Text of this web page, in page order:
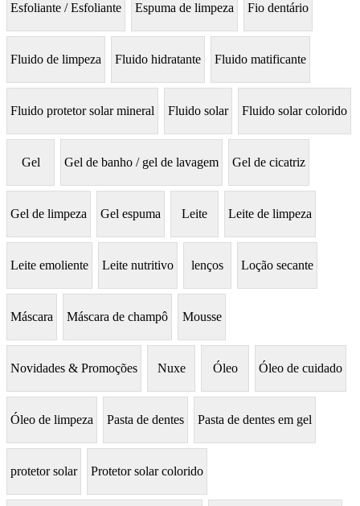
Esfoliante / Esfoliante Espuma de limpeza Fio dentário
Fluido de limpeza Fluido hidratante Fluido matificante
Fluido protetor solar mineral Fluido solar Fluido solar colorido
Gel Gel de banho / gel de lavagem Gel de cicatriz
Gel de limpeza Gel espuma Leite Leite de limpeza
Leite emoliente Leite nutritivo lenços Loção secante
Máscara Máscara de champô Mousse
Novidades & Promoções Nuxe Óleo Óleo de cuidado
Óleo de limpeza Pasta de dentes Pasta de dentes em gel
protetor solar Protetor solar colorido